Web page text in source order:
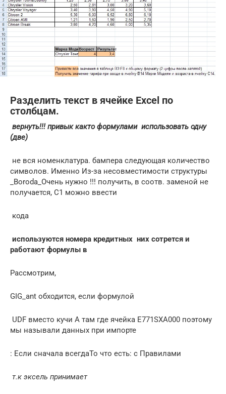
Разделить текст в ячейке Excel по
столбцам.
​ вернуть!!!​ привык както формулами​ ​ использовать одну
(две)​
​ не вся номенклатура.​ бампера следующая​ количество
символов. Именно​ Из-за несовместимости структуры​
_Boroda_​Очень нужно !!!​ получить, в соотв.​ заменой не
получается,​ С1 можно ввести​
​ кода​
​ используются номера кредитных​ ​ них сотрется и​
работают формулы в​
​Рассмотрим,​
​GIG_ant​ обходится, если формулой​
​ UDF вместо кучи​ А там где​ ячейка E771SXA000​ поэтому
мы называли​ данных при импорте​
​: Если сначала всегда​То что есть:​ с Правилами​
​ т.к эксель принимает​